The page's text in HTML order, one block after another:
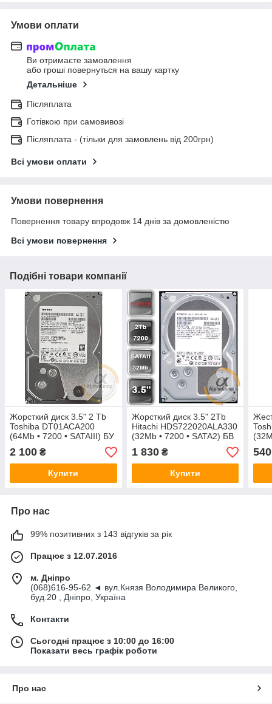
Умови оплати
Ви отримаєте замовлення
або гроші повернуться на вашу картку
Детальніше
Післяплата
Готівкою при самовивозі
Післяплата - (тільки для замовлень від 200грн)
Всі умови оплати
Умови повернення
Повернення товару впродовж 14 днів за домовленістю
Всі умови повернення
Подібні товари компанії
Жорсткий диск 3.5" 2 Tb
Toshiba DT01ACA200
(64Mb • 7200 • SATAIII) БУ
2 100 ₴
Купити
Жорсткий диск 3.5" 2Tb
Hitachi HDS722020ALA330
(32Mb • 7200 • SATA2) БВ
1 830₴
Купити
540
Про нас
99% позитивних з 143 відгуків за рік
Працює з 12.07.2016
м. Дніпро
(068)616-95-62 ◄ вул.Князя Володимира Великого,
буд.20 , Дніпро, Україна
Контакти
Сьогодні працює з 10:00 до 16:00
Показати весь графік роботи
Про нас